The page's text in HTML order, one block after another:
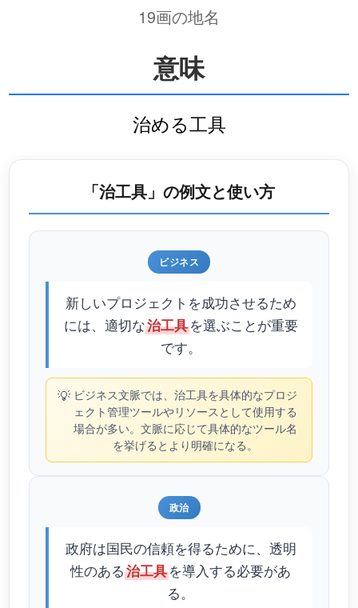
19画の地名
意味
治める工具
「治工具」の例文と使い方
ビジネス
新しいプロジェクトを成功させるため
には、適切な治工具を選ぶことが重要
です。
💡 ビジネス文脈では、治工具を具体的なプロジ
ェクト管理ツールやリソースとして使用する
場合が多い。文脈に応じて具体的なツール名
を挙げるとより明確になる。
政治
政府は国民の信頼を得るために、透明
性のある治工具を導入する必要があ
る。